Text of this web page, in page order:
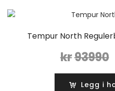
Tempur North
kr93990
Legg i